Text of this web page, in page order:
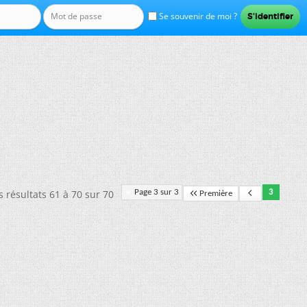
Se souvenir de moi ?
Page 3 sur 3 Première 3
résultats 61 à 70 sur 70